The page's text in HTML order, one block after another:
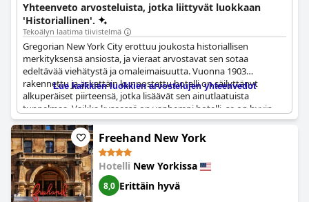
Yhteenveto arvosteluista, jotka liittyvät luokkaan
'Historiallinen'.
Tekoälyn laatima tiivistelmä
Gregorian New York City erottuu joukosta historiallisen
merkityksensä ansiosta, ja vieraat arvostavat sen sotaa
edeltävää viehätystä ja omaleimaisuutta. Vuonna 1903
rakennettu ja äskettäin kunnostettu hotelli on säilyttänyt
alkuperäiset piirteensä, jotka lisäävät sen ainutlaatuista
tunnelmaa. Vaikka kyseessä on vanhempi hotelli, se on hyvin
hoidettu ja tarjoaa hienon kokemuksen, joka muistuttaa
boutique-tyylisiä eurooppalaisia hotelleja. Jotkut vieraat
kuitenkin huomauttivat, että paikan päällä ei ole ruoka- ja
juomamahdollisuuksia, ja mainitsivat tarpeen lisähuollolle ja -
kunnostukselle. Kaiken kaikkiaan hotellin historiallinen viehätys
ja säilyneet ominaisuudet tarjoavat ikimuistoisen oleskelun
niille, jotka arvostavat historiallisia ympäristöjä.
Lue kaikkien luokkien arvostelujen yhteenvedot
Freehand New York
Hotelli New Yorkissa
8,0 Erittäin hyvä